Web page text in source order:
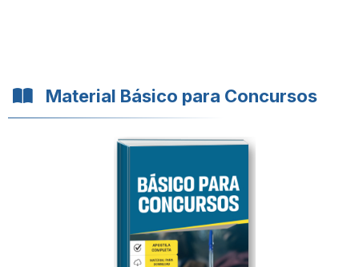
Material Básico para Concursos